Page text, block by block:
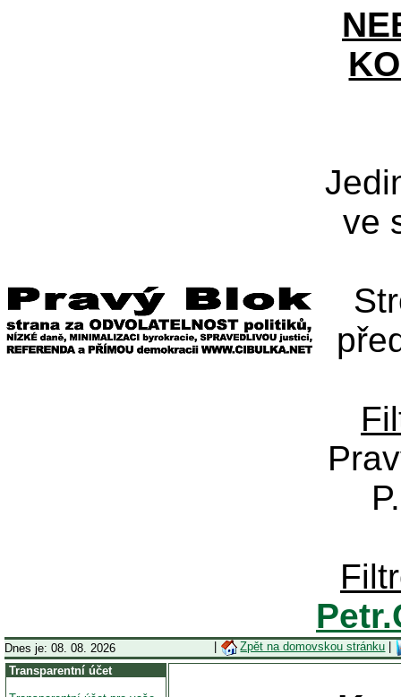
ve
Dnes je: 08. 08. 2026 Zpět na domovskou stránku
Transparentní účet